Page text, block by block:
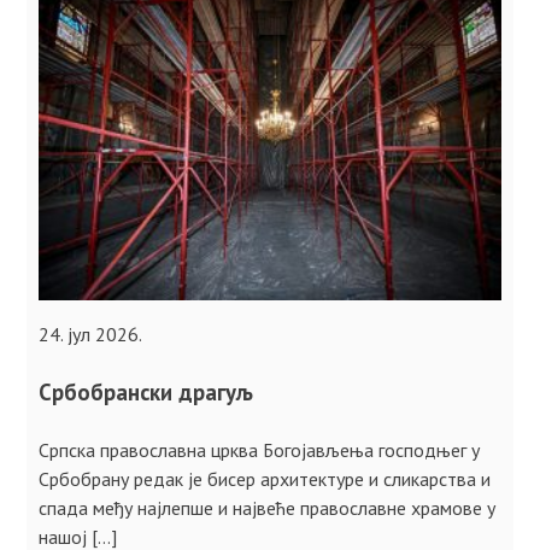
24. јул 2026.
Србобрански драгуљ
Српска православна црква Богојављења господњег у
Србобрану редак је бисер архитектуре и сликарства и
спада међу најлепше и највеће православне храмове у
нашој […]